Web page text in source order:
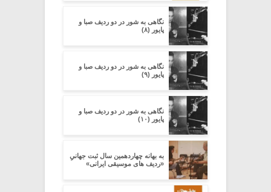
نگاهی به شور در دو ردیف صبا و
پایور (۸)
نگاهی به شور در دو ردیف صبا و
پایور (۹)
نگاهی به شور در دو ردیف صبا و
پایور (۱۰)
به بهانه چهاردهمین سال ثبت جهانیِِ
«ردیف های موسیقی ایرانی»